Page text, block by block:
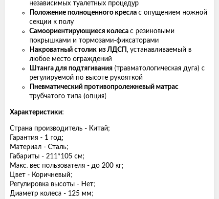
независимых туалетных процедур
Положение полноценного кресла с опущением ножной
секции к полу
Самоориентирующиеся колеса с резиновыми
покрышками и тормозами-фиксаторами
Накроватный столик из ЛДСП , устанавливаемый в
любое место ограждений
Штанга для подтягивания (травматологическая дуга) с
регулируемой по высоте рукояткой
Пневматический противопролежневый матрас
трубчатого типа (опция)
Характеристики:
Страна производитель - Китай;
Гарантия - 1 год;
Материал - Сталь;
Габариты - 211*105 см;
Макс. вес пользователя - до 200 кг;
Цвет - Коричневый;
Регулировка высоты - Нет;
Диаметр колеса - 125 мм;